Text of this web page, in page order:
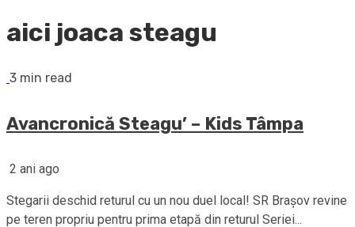
aici joaca steagu
3 min read
Avancronică Steagu’ – Kids Tâmpa
2 ani ago
Stegarii deschid returul cu un nou duel local! SR Brașov revine
pe teren propriu pentru prima etapă din returul Seriei...